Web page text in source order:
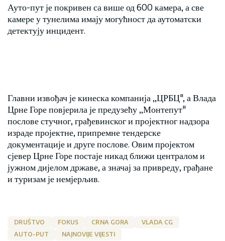
Ауто-пут је покривен са више од 600 камера, а све
камере у тунелима имају могућност да аутоматски
детектују инцидент.
Главни извођач је кинеска компанија ,,ЦРБЦ", а Влада
Црне Горе повјерила је предузећу ,,Монтепут"
послове стучног, грађевинског и пројектног надзора
израде пројектне, припремне тендерске
документације и друге послове. Овим пројектом
сјевер Црне Горе постаје никад ближи централом и
јужном дијелом државе, а значај за привреду, грађане
и туризам је немјерљив.
DRUŠTVO FOKUS CRNA GORA
VLADA CG
AUTO-PUT
NAJNOVIJE VIJESTI